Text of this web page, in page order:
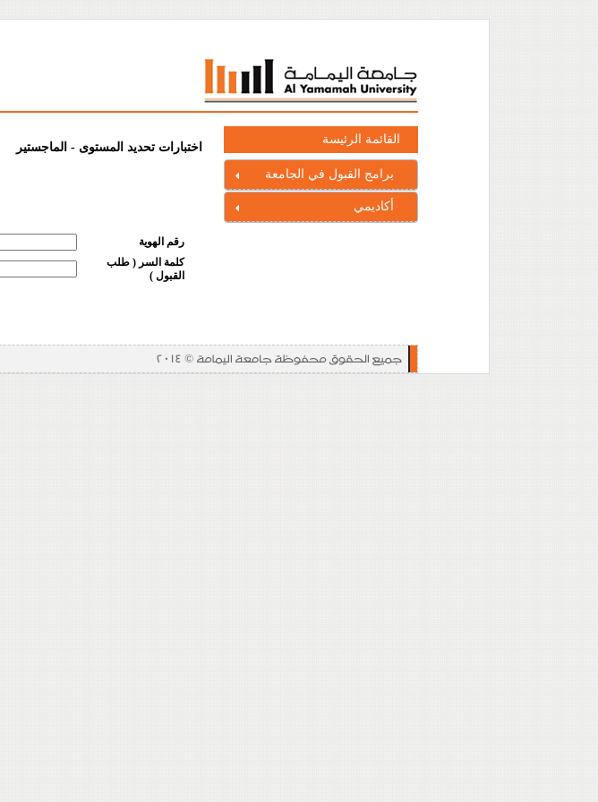
القائمة الرئيسة
برامج القبول في الجامعة
أكاديمي
اختبارات تحديد المستوى - الماجستير
رقم الهوية
كلمة السر ( طلب
القبول )